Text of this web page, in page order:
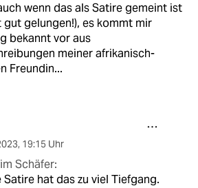
wenn das als Satire gemeint ist
gut gelungen!), es kommt mir
bekannt vor aus
meiner afrikanisch-
Freundin...
, 19:15 Uhr
Schäfer:
Satire hat das zu viel Tiefgang.